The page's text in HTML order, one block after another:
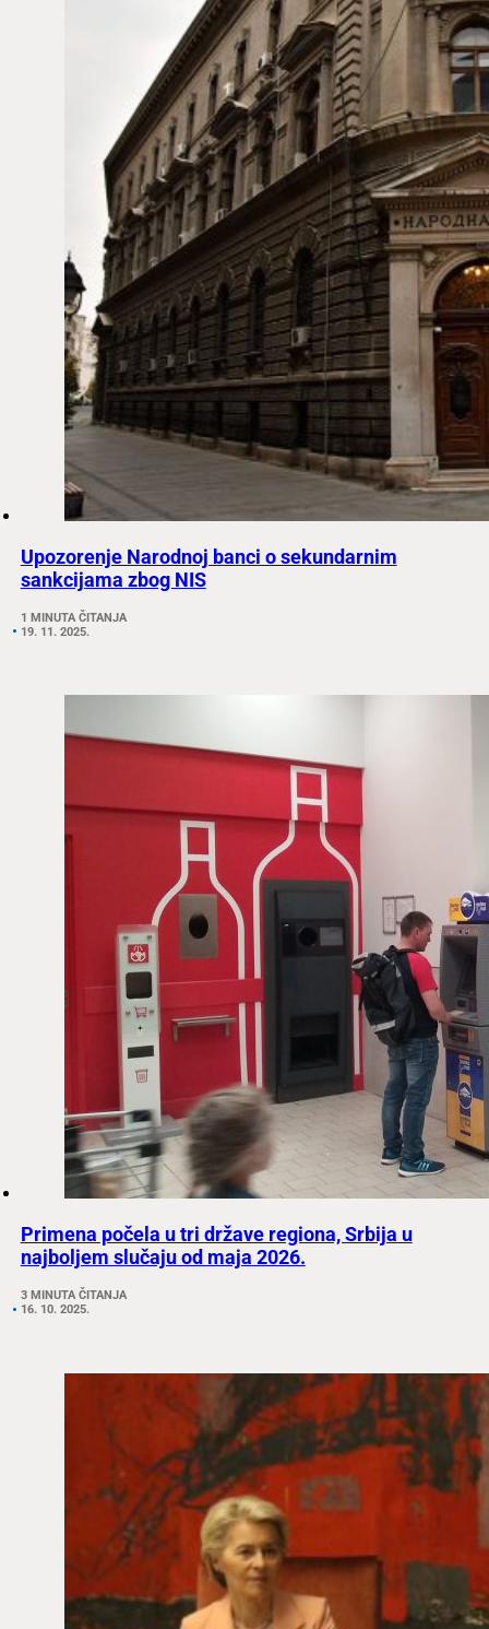
Upozorenje Narodnoj banci o sekundarnim
sankcijama zbog NIS
1 MINUTA ČITANJA
19. 11. 2025.
Primena počela u tri države regiona, Srbija u
najboljem slučaju od maja 2026.
3 MINUTA ČITANJA
16. 10. 2025.